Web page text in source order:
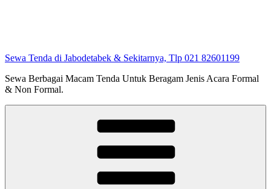
Sewa Tenda di Jabodetabek & Sekitarnya, Tlp 021 82601199
Sewa Berbagai Macam Tenda Untuk Beragam Jenis Acara Formal
& Non Formal.